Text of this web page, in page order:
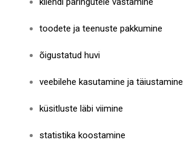
toodete ja teenuste pakkumine
õigustatud huvi
veebilehe kasutamine ja täiustamine
küsitluste läbi viimine
statistika koostamine